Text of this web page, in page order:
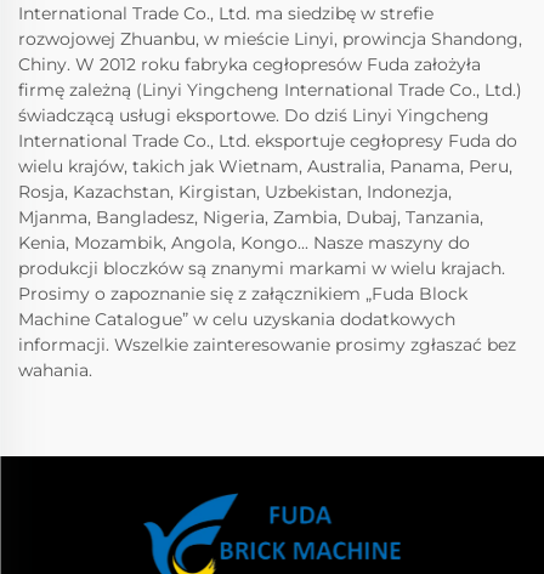
International Trade Co., Ltd. ma siedzibę w strefie
rozwojowej Zhuanbu, w mieście Linyi, prowincja Shandong,
Chiny. W 2012 roku fabryka cegłopresów Fuda założyła
firmę zależną (Linyi Yingcheng International Trade Co., Ltd.)
świadczącą usługi eksportowe. Do dziś Linyi Yingcheng
International Trade Co., Ltd. eksportuje cegłopresy Fuda do
wielu krajów, takich jak Wietnam, Australia, Panama, Peru,
Rosja, Kazachstan, Kirgistan, Uzbekistan, Indonezja,
Mjanma, Bangladesz, Nigeria, Zambia, Dubaj, Tanzania,
Kenia, Mozambik, Angola, Kongo... Nasze maszyny do
produkcji bloczków są znanymi markami w wielu krajach.
Prosimy o zapoznanie się z załącznikiem „Fuda Block
Machine Catalogue” w celu uzyskania dodatkowych
informacji. Wszelkie zainteresowanie prosimy zgłaszać bez
wahania.